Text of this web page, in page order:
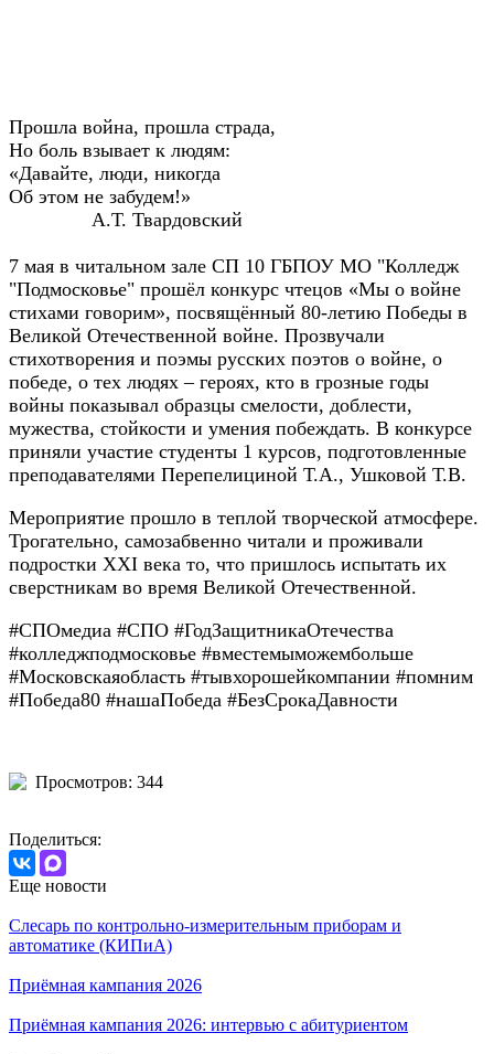
Прошла война, прошла страда,
Но боль взывает к людям:
«Давайте, люди, никогда
Об этом не забудем!»
А.Т. Твардовский
7 мая в читальном зале СП 10 ГБПОУ МО "Колледж
"Подмосковье" прошёл конкурс чтецов «Мы о войне
стихами говорим», посвящённый 80-летию Победы в
Великой Отечественной войне. Прозвучали
стихотворения и поэмы русских поэтов о войне, о
победе, о тех людях – героях, кто в грозные годы
войны показывал образцы смелости, доблести,
мужества, стойкости и умения побеждать. В конкурсе
приняли участие студенты 1 курсов, подготовленные
преподавателями Перепелициной Т.А., Ушковой Т.В.
Мероприятие прошло в теплой творческой атмосфере.
Трогательно, самозабвенно читали и проживали
подростки XXI века то, что пришлось испытать их
сверстникам во время Великой Отечественной.
#СПОмедиа #СПО #ГодЗащитникаОтечества
#колледжподмосковье #вместемыможембольше
#Московскаяобласть #тывхорошейкомпании #помним
#Победа80 #нашаПобеда #БезСрокаДавности
Просмотров: 344
Поделиться:
Еще новости
Слесарь по контрольно-измерительным приборам и
автоматике (КИПиА)
Приёмная кампания 2026
Приёмная кампания 2026: интервью с абитуриентом